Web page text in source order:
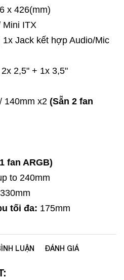
x 426(mm)
Mini ITX
1x Jack kết hợp Audio/Mic
2x 2,5" + 1x 3,5"
140mm x2 (Sẵn 2 fan
fan ARGB)
to 240mm
330mm
tối đa: 175mm
LUẬN ĐÁNH GIÁ